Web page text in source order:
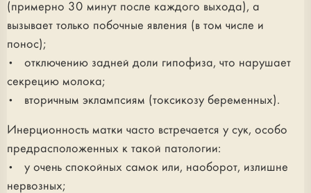
(примерно 30 минут после каждого выхода), а
вызывает только побочные явления (в том числе и
понос);
• отключению задней доли гипофиза, что нарушает
секрецию молока;
• вторичным эклампсиям (токсикозу беременных).
Инерционность матки часто встречается у сук, особо
предрасположенных к такой патологии:
• у очень спокойных самок или, наоборот, излишне
нервозных;